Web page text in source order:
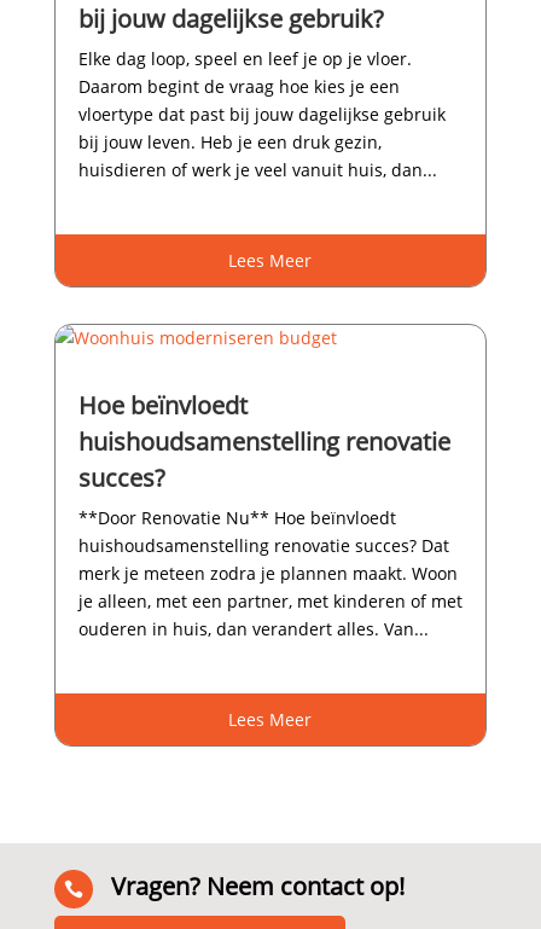
bij jouw dagelijkse gebruik?
Elke dag loop, speel en leef je op je vloer.​
Daarom begint de vraag hoe kies je een
vloertype dat past bij jouw dagelijkse gebruik
bij jouw leven.​ Heb je een druk gezin,
huisdieren of werk je veel vanuit huis, dan...
Lees Meer
Hoe beïnvloedt
huishoudsamenstelling renovatie
succes?
**Door Renovatie Nu** Hoe beïnvloedt
huishoudsamenstelling renovatie succes? Dat
merk je meteen zodra je plannen maakt.​ Woon
je alleen, met een partner, met kinderen of met
ouderen in huis, dan verandert alles.​ Van...
Lees Meer
 Vragen? Neem contact op!